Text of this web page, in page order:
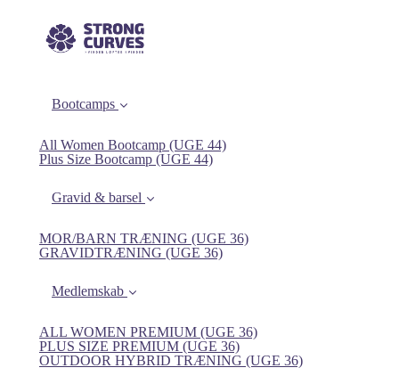
Bootcamps
All Women Bootcamp (UGE 44)
Plus Size Bootcamp (UGE 44)
Gravid & barsel
MOR/BARN TRÆNING (UGE 36)
GRAVIDTRÆNING (UGE 36)
Medlemskab
ALL WOMEN PREMIUM (UGE 36)
PLUS SIZE PREMIUM (UGE 36)
OUTDOOR HYBRID TRÆNING (UGE 36)